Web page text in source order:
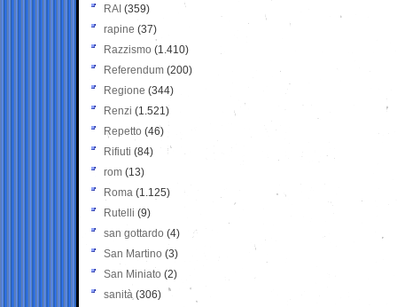
RAI (359)
rapine (37)
Razzismo (1.410)
Referendum (200)
Regione (344)
Renzi (1.521)
Repetto (46)
Rifiuti (84)
rom (13)
Roma (1.125)
Rutelli (9)
san gottardo (4)
San Martino (3)
San Miniato (2)
sanità (306)